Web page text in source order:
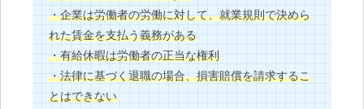
・企業は労働者の労働に対して、就業規則で決めら
れた賃金を支払う義務がある
・有給休暇は労働者の正当な権利
・法律に基づく退職の場合、損害賠償を請求するこ
とはできない